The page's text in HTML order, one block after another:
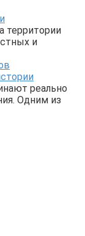
территории
и
реально
Одним из